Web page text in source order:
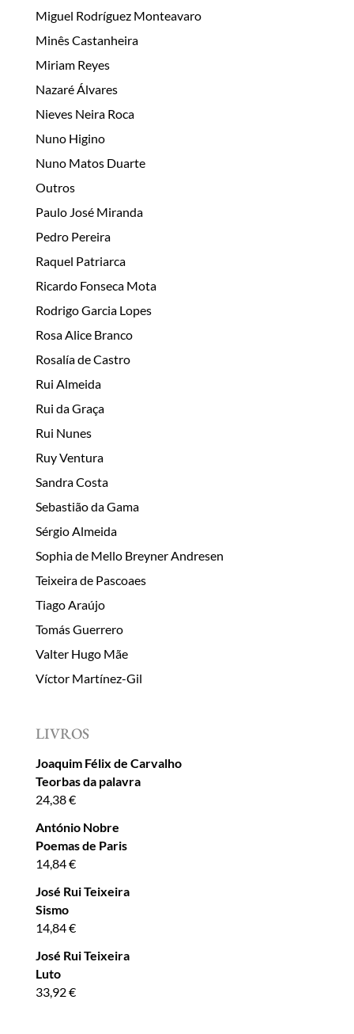
Miguel Rodríguez Monteavaro
Minês Castanheira
Miriam Reyes
Nazaré Álvares
Nieves Neira Roca
Nuno Higino
Nuno Matos Duarte
Outros
Paulo José Miranda
Pedro Pereira
Raquel Patriarca
Ricardo Fonseca Mota
Rodrigo Garcia Lopes
Rosa Alice Branco
Rosalía de Castro
Rui Almeida
Rui da Graça
Rui Nunes
Ruy Ventura
Sandra Costa
Sebastião da Gama
Sérgio Almeida
Sophia de Mello Breyner Andresen
Teixeira de Pascoaes
Tiago Araújo
Tomás Guerrero
Valter Hugo Mãe
Víctor Martínez-Gil
LIVROS
Joaquim Félix de Carvalho
Teorbas da palavra
24,38€
António Nobre
Poemas de Paris
14,84€
José Rui Teixeira
Sismo
14,84€
José Rui Teixeira
Luto
33,92€